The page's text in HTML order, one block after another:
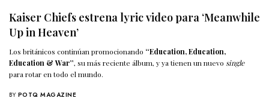
Kaiser Chiefs estrena lyric video para ‘Meanwhile
Up in Heaven’
Los británicos continúan promocionando “Education, Education,
Education & War”, su más reciente álbum, y ya tienen un nuevo single
para rotar en todo el mundo.
BY POTQ MAGAZINE